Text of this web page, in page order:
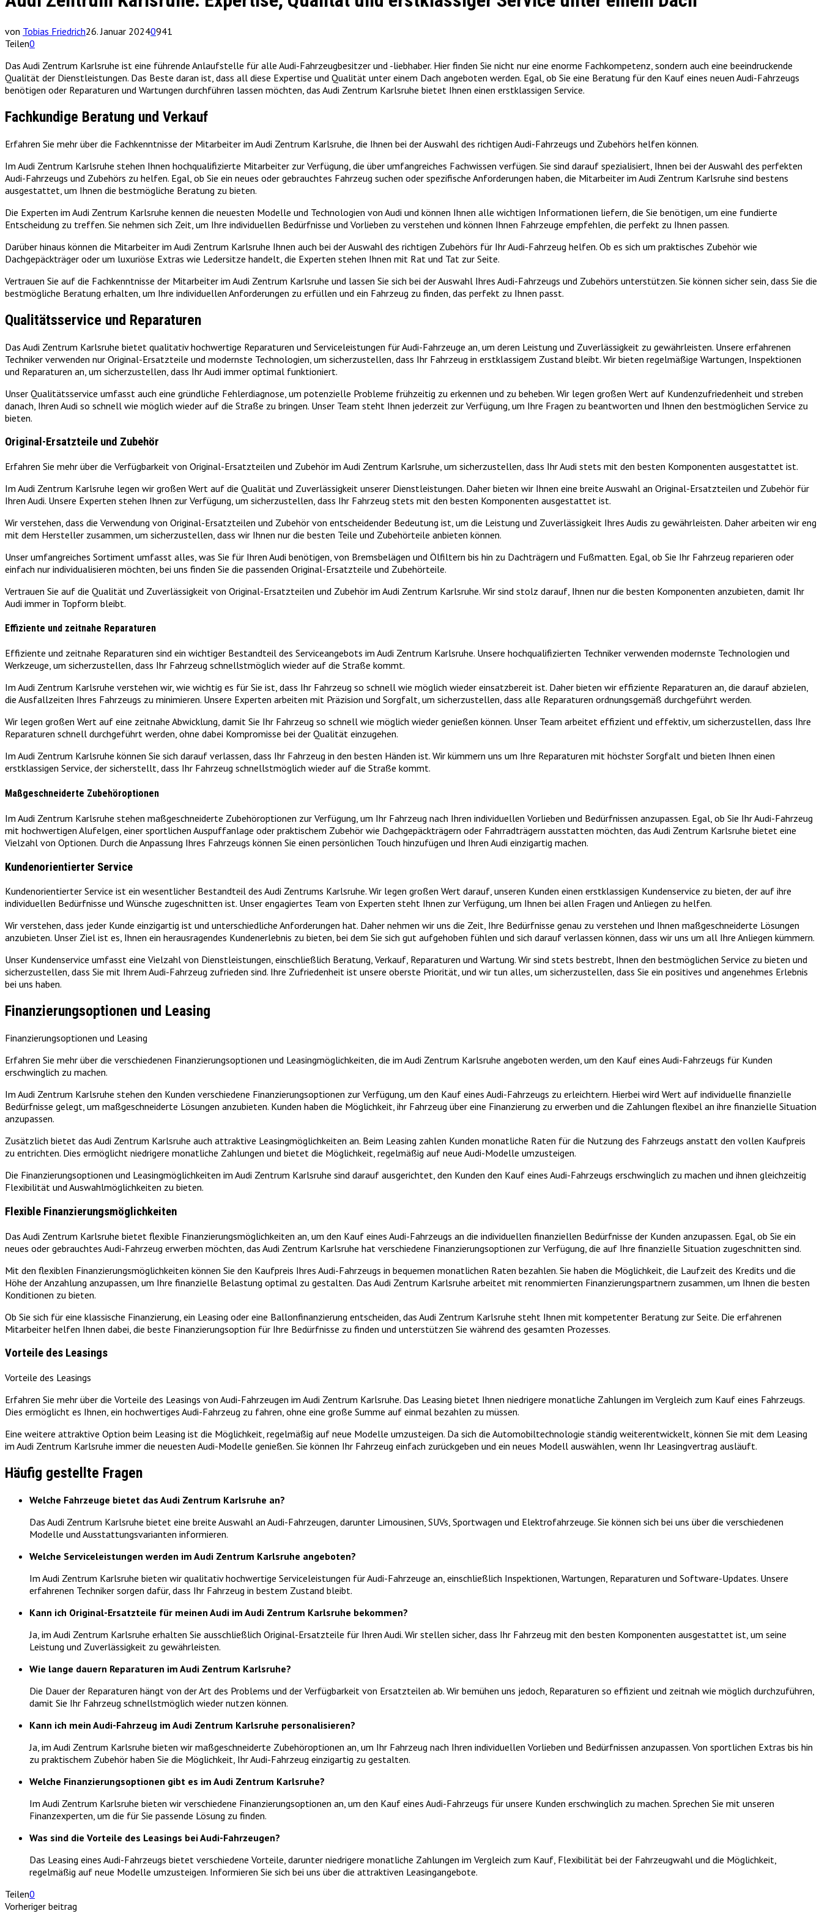
von Tobias Friedrich26. Januar 20240941
Teilen0
Das Audi Zentrum Karlsruhe ist eine führende Anlaufstelle für alle Audi-Fahrzeugbesitzer und -liebhaber. Hier finden Sie nicht nur eine enorme Fachkompetenz, sondern auch eine beeindruckende
Qualität der Dienstleistungen. Das Beste daran ist, dass all diese Expertise und Qualität unter einem Dach angeboten werden. Egal, ob Sie eine Beratung für den Kauf eines neuen Audi-Fahrzeugs
benötigen oder Reparaturen und Wartungen durchführen lassen möchten, das Audi Zentrum Karlsruhe bietet Ihnen einen erstklassigen Service.
Fachkundige Beratung und Verkauf
Erfahren Sie mehr über die Fachkenntnisse der Mitarbeiter im Audi Zentrum Karlsruhe, die Ihnen bei der Auswahl des richtigen Audi-Fahrzeugs und Zubehörs helfen können.
Im Audi Zentrum Karlsruhe stehen Ihnen hochqualifizierte Mitarbeiter zur Verfügung, die über umfangreiches Fachwissen verfügen. Sie sind darauf spezialisiert, Ihnen bei der Auswahl des perfekten
Audi-Fahrzeugs und Zubehörs zu helfen. Egal, ob Sie ein neues oder gebrauchtes Fahrzeug suchen oder spezifische Anforderungen haben, die Mitarbeiter im Audi Zentrum Karlsruhe sind bestens
ausgestattet, um Ihnen die bestmögliche Beratung zu bieten.
Die Experten im Audi Zentrum Karlsruhe kennen die neuesten Modelle und Technologien von Audi und können Ihnen alle wichtigen Informationen liefern, die Sie benötigen, um eine fundierte
Entscheidung zu treffen. Sie nehmen sich Zeit, um Ihre individuellen Bedürfnisse und Vorlieben zu verstehen und können Ihnen Fahrzeuge empfehlen, die perfekt zu Ihnen passen.
Darüber hinaus können die Mitarbeiter im Audi Zentrum Karlsruhe Ihnen auch bei der Auswahl des richtigen Zubehörs für Ihr Audi-Fahrzeug helfen. Ob es sich um praktisches Zubehör wie
Dachgepäckträger oder um luxuriöse Extras wie Ledersitze handelt, die Experten stehen Ihnen mit Rat und Tat zur Seite.
Vertrauen Sie auf die Fachkenntnisse der Mitarbeiter im Audi Zentrum Karlsruhe und lassen Sie sich bei der Auswahl Ihres Audi-Fahrzeugs und Zubehörs unterstützen. Sie können sicher sein, dass Sie die
bestmögliche Beratung erhalten, um Ihre individuellen Anforderungen zu erfüllen und ein Fahrzeug zu finden, das perfekt zu Ihnen passt.
Qualitätsservice und Reparaturen
Das Audi Zentrum Karlsruhe bietet qualitativ hochwertige Reparaturen und Serviceleistungen für Audi-Fahrzeuge an, um deren Leistung und Zuverlässigkeit zu gewährleisten. Unsere erfahrenen
Techniker verwenden nur Original-Ersatzteile und modernste Technologien, um sicherzustellen, dass Ihr Fahrzeug in erstklassigem Zustand bleibt. Wir bieten regelmäßige Wartungen, Inspektionen
und Reparaturen an, um sicherzustellen, dass Ihr Audi immer optimal funktioniert.
Unser Qualitätsservice umfasst auch eine gründliche Fehlerdiagnose, um potenzielle Probleme frühzeitig zu erkennen und zu beheben. Wir legen großen Wert auf Kundenzufriedenheit und streben
danach, Ihren Audi so schnell wie möglich wieder auf die Straße zu bringen. Unser Team steht Ihnen jederzeit zur Verfügung, um Ihre Fragen zu beantworten und Ihnen den bestmöglichen Service zu
bieten.
Original-Ersatzteile und Zubehör
Erfahren Sie mehr über die Verfügbarkeit von Original-Ersatzteilen und Zubehör im Audi Zentrum Karlsruhe, um sicherzustellen, dass Ihr Audi stets mit den besten Komponenten ausgestattet ist.
Im Audi Zentrum Karlsruhe legen wir großen Wert auf die Qualität und Zuverlässigkeit unserer Dienstleistungen. Daher bieten wir Ihnen eine breite Auswahl an Original-Ersatzteilen und Zubehör für
Ihren Audi. Unsere Experten stehen Ihnen zur Verfügung, um sicherzustellen, dass Ihr Fahrzeug stets mit den besten Komponenten ausgestattet ist.
Wir verstehen, dass die Verwendung von Original-Ersatzteilen und Zubehör von entscheidender Bedeutung ist, um die Leistung und Zuverlässigkeit Ihres Audis zu gewährleisten. Daher arbeiten wir eng
mit dem Hersteller zusammen, um sicherzustellen, dass wir Ihnen nur die besten Teile und Zubehörteile anbieten können.
Unser umfangreiches Sortiment umfasst alles, was Sie für Ihren Audi benötigen, von Bremsbelägen und Ölfiltern bis hin zu Dachträgern und Fußmatten. Egal, ob Sie Ihr Fahrzeug reparieren oder
einfach nur individualisieren möchten, bei uns finden Sie die passenden Original-Ersatzteile und Zubehörteile.
Vertrauen Sie auf die Qualität und Zuverlässigkeit von Original-Ersatzteilen und Zubehör im Audi Zentrum Karlsruhe. Wir sind stolz darauf, Ihnen nur die besten Komponenten anzubieten, damit Ihr
Audi immer in Topform bleibt.
Effiziente und zeitnahe Reparaturen
Effiziente und zeitnahe Reparaturen sind ein wichtiger Bestandteil des Serviceangebots im Audi Zentrum Karlsruhe. Unsere hochqualifizierten Techniker verwenden modernste Technologien und
Werkzeuge, um sicherzustellen, dass Ihr Fahrzeug schnellstmöglich wieder auf die Straße kommt.
Im Audi Zentrum Karlsruhe verstehen wir, wie wichtig es für Sie ist, dass Ihr Fahrzeug so schnell wie möglich wieder einsatzbereit ist. Daher bieten wir effiziente Reparaturen an, die darauf abzielen,
die Ausfallzeiten Ihres Fahrzeugs zu minimieren. Unsere Experten arbeiten mit Präzision und Sorgfalt, um sicherzustellen, dass alle Reparaturen ordnungsgemäß durchgeführt werden.
Wir legen großen Wert auf eine zeitnahe Abwicklung, damit Sie Ihr Fahrzeug so schnell wie möglich wieder genießen können. Unser Team arbeitet effizient und effektiv, um sicherzustellen, dass Ihre
Reparaturen schnell durchgeführt werden, ohne dabei Kompromisse bei der Qualität einzugehen.
Im Audi Zentrum Karlsruhe können Sie sich darauf verlassen, dass Ihr Fahrzeug in den besten Händen ist. Wir kümmern uns um Ihre Reparaturen mit höchster Sorgfalt und bieten Ihnen einen
erstklassigen Service, der sicherstellt, dass Ihr Fahrzeug schnellstmöglich wieder auf die Straße kommt.
Maßgeschneiderte Zubehöroptionen
Im Audi Zentrum Karlsruhe stehen maßgeschneiderte Zubehöroptionen zur Verfügung, um Ihr Fahrzeug nach Ihren individuellen Vorlieben und Bedürfnissen anzupassen. Egal, ob Sie Ihr Audi-Fahrzeug
mit hochwertigen Alufelgen, einer sportlichen Auspuffanlage oder praktischem Zubehör wie Dachgepäckträgern oder Fahrradträgern ausstatten möchten, das Audi Zentrum Karlsruhe bietet eine
Vielzahl von Optionen. Durch die Anpassung Ihres Fahrzeugs können Sie einen persönlichen Touch hinzufügen und Ihren Audi einzigartig machen.
Kundenorientierter Service
Kundenorientierter Service ist ein wesentlicher Bestandteil des Audi Zentrums Karlsruhe. Wir legen großen Wert darauf, unseren Kunden einen erstklassigen Kundenservice zu bieten, der auf ihre
individuellen Bedürfnisse und Wünsche zugeschnitten ist. Unser engagiertes Team von Experten steht Ihnen zur Verfügung, um Ihnen bei allen Fragen und Anliegen zu helfen.
Wir verstehen, dass jeder Kunde einzigartig ist und unterschiedliche Anforderungen hat. Daher nehmen wir uns die Zeit, Ihre Bedürfnisse genau zu verstehen und Ihnen maßgeschneiderte Lösungen
anzubieten. Unser Ziel ist es, Ihnen ein herausragendes Kundenerlebnis zu bieten, bei dem Sie sich gut aufgehoben fühlen und sich darauf verlassen können, dass wir uns um all Ihre Anliegen kümmern.
Unser Kundenservice umfasst eine Vielzahl von Dienstleistungen, einschließlich Beratung, Verkauf, Reparaturen und Wartung. Wir sind stets bestrebt, Ihnen den bestmöglichen Service zu bieten und
sicherzustellen, dass Sie mit Ihrem Audi-Fahrzeug zufrieden sind. Ihre Zufriedenheit ist unsere oberste Priorität, und wir tun alles, um sicherzustellen, dass Sie ein positives und angenehmes Erlebnis
bei uns haben.
Finanzierungsoptionen und Leasing
Finanzierungsoptionen und Leasing
Erfahren Sie mehr über die verschiedenen Finanzierungsoptionen und Leasingmöglichkeiten, die im Audi Zentrum Karlsruhe angeboten werden, um den Kauf eines Audi-Fahrzeugs für Kunden
erschwinglich zu machen.
Im Audi Zentrum Karlsruhe stehen den Kunden verschiedene Finanzierungsoptionen zur Verfügung, um den Kauf eines Audi-Fahrzeugs zu erleichtern. Hierbei wird Wert auf individuelle finanzielle
Bedürfnisse gelegt, um maßgeschneiderte Lösungen anzubieten. Kunden haben die Möglichkeit, ihr Fahrzeug über eine Finanzierung zu erwerben und die Zahlungen flexibel an ihre finanzielle Situation
anzupassen.
Zusätzlich bietet das Audi Zentrum Karlsruhe auch attraktive Leasingmöglichkeiten an. Beim Leasing zahlen Kunden monatliche Raten für die Nutzung des Fahrzeugs anstatt den vollen Kaufpreis
zu entrichten. Dies ermöglicht niedrigere monatliche Zahlungen und bietet die Möglichkeit, regelmäßig auf neue Audi-Modelle umzusteigen.
Die Finanzierungsoptionen und Leasingmöglichkeiten im Audi Zentrum Karlsruhe sind darauf ausgerichtet, den Kunden den Kauf eines Audi-Fahrzeugs erschwinglich zu machen und ihnen gleichzeitig
Flexibilität und Auswahlmöglichkeiten zu bieten.
Flexible Finanzierungsmöglichkeiten
Das Audi Zentrum Karlsruhe bietet flexible Finanzierungsmöglichkeiten an, um den Kauf eines Audi-Fahrzeugs an die individuellen finanziellen Bedürfnisse der Kunden anzupassen. Egal, ob Sie ein
neues oder gebrauchtes Audi-Fahrzeug erwerben möchten, das Audi Zentrum Karlsruhe hat verschiedene Finanzierungsoptionen zur Verfügung, die auf Ihre finanzielle Situation zugeschnitten sind.
Mit den flexiblen Finanzierungsmöglichkeiten können Sie den Kaufpreis Ihres Audi-Fahrzeugs in bequemen monatlichen Raten bezahlen. Sie haben die Möglichkeit, die Laufzeit des Kredits und die
Höhe der Anzahlung anzupassen, um Ihre finanzielle Belastung optimal zu gestalten. Das Audi Zentrum Karlsruhe arbeitet mit renommierten Finanzierungspartnern zusammen, um Ihnen die besten
Konditionen zu bieten.
Ob Sie sich für eine klassische Finanzierung, ein Leasing oder eine Ballonfinanzierung entscheiden, das Audi Zentrum Karlsruhe steht Ihnen mit kompetenter Beratung zur Seite. Die erfahrenen
Mitarbeiter helfen Ihnen dabei, die beste Finanzierungsoption für Ihre Bedürfnisse zu finden und unterstützen Sie während des gesamten Prozesses.
Vorteile des Leasings
Vorteile des Leasings
Erfahren Sie mehr über die Vorteile des Leasings von Audi-Fahrzeugen im Audi Zentrum Karlsruhe. Das Leasing bietet Ihnen niedrigere monatliche Zahlungen im Vergleich zum Kauf eines Fahrzeugs.
Dies ermöglicht es Ihnen, ein hochwertiges Audi-Fahrzeug zu fahren, ohne eine große Summe auf einmal bezahlen zu müssen.
Eine weitere attraktive Option beim Leasing ist die Möglichkeit, regelmäßig auf neue Modelle umzusteigen. Da sich die Automobiltechnologie ständig weiterentwickelt, können Sie mit dem Leasing
im Audi Zentrum Karlsruhe immer die neuesten Audi-Modelle genießen. Sie können Ihr Fahrzeug einfach zurückgeben und ein neues Modell auswählen, wenn Ihr Leasingvertrag ausläuft.
Häufig gestellte Fragen
Welche Fahrzeuge bietet das Audi Zentrum Karlsruhe an?
Das Audi Zentrum Karlsruhe bietet eine breite Auswahl an Audi-Fahrzeugen, darunter Limousinen, SUVs, Sportwagen und Elektrofahrzeuge. Sie können sich bei uns über die verschiedenen
Modelle und Ausstattungsvarianten informieren.
Welche Serviceleistungen werden im Audi Zentrum Karlsruhe angeboten?
Im Audi Zentrum Karlsruhe bieten wir qualitativ hochwertige Serviceleistungen für Audi-Fahrzeuge an, einschließlich Inspektionen, Wartungen, Reparaturen und Software-Updates. Unsere
erfahrenen Techniker sorgen dafür, dass Ihr Fahrzeug in bestem Zustand bleibt.
Kann ich Original-Ersatzteile für meinen Audi im Audi Zentrum Karlsruhe bekommen?
Ja, im Audi Zentrum Karlsruhe erhalten Sie ausschließlich Original-Ersatzteile für Ihren Audi. Wir stellen sicher, dass Ihr Fahrzeug mit den besten Komponenten ausgestattet ist, um seine
Leistung und Zuverlässigkeit zu gewährleisten.
Wie lange dauern Reparaturen im Audi Zentrum Karlsruhe?
Die Dauer der Reparaturen hängt von der Art des Problems und der Verfügbarkeit von Ersatzteilen ab. Wir bemühen uns jedoch, Reparaturen so effizient und zeitnah wie möglich durchzuführen,
damit Sie Ihr Fahrzeug schnellstmöglich wieder nutzen können.
Kann ich mein Audi-Fahrzeug im Audi Zentrum Karlsruhe personalisieren?
Ja, im Audi Zentrum Karlsruhe bieten wir maßgeschneiderte Zubehöroptionen an, um Ihr Fahrzeug nach Ihren individuellen Vorlieben und Bedürfnissen anzupassen. Von sportlichen Extras bis hin
zu praktischem Zubehör haben Sie die Möglichkeit, Ihr Audi-Fahrzeug einzigartig zu gestalten.
Welche Finanzierungsoptionen gibt es im Audi Zentrum Karlsruhe?
Im Audi Zentrum Karlsruhe bieten wir verschiedene Finanzierungsoptionen an, um den Kauf eines Audi-Fahrzeugs für unsere Kunden erschwinglich zu machen. Sprechen Sie mit unseren
Finanzexperten, um die für Sie passende Lösung zu finden.
Was sind die Vorteile des Leasings bei Audi-Fahrzeugen?
Das Leasing eines Audi-Fahrzeugs bietet verschiedene Vorteile, darunter niedrigere monatliche Zahlungen im Vergleich zum Kauf, Flexibilität bei der Fahrzeugwahl und die Möglichkeit,
regelmäßig auf neue Modelle umzusteigen. Informieren Sie sich bei uns über die attraktiven Leasingangebote.
Teilen0
Vorheriger beitrag